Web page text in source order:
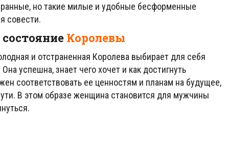
но такие милые и удобные бесформенные
совести.
Королевы
и отстраненная Королева выбирает для себя
успешна, знает чего хочет и как достигнуть
соответствовать ее ценностям и планам на будущее,
В этом образе женщина становится для мужчины